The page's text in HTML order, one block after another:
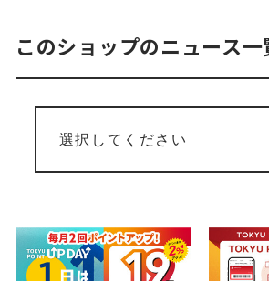
このショップのニュース一